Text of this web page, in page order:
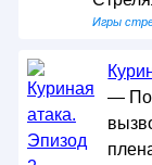
Игры
—